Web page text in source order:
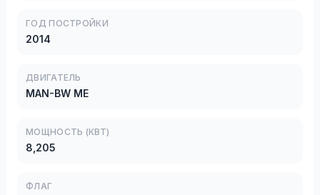
ГОД ПОСТРОЙКИ
2014
ДВИГАТЕЛЬ
MAN-BW ME
МОЩНОСТЬ (КВТ)
8,205
ФЛАГ